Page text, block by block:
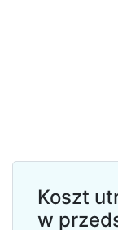
Koszt
w